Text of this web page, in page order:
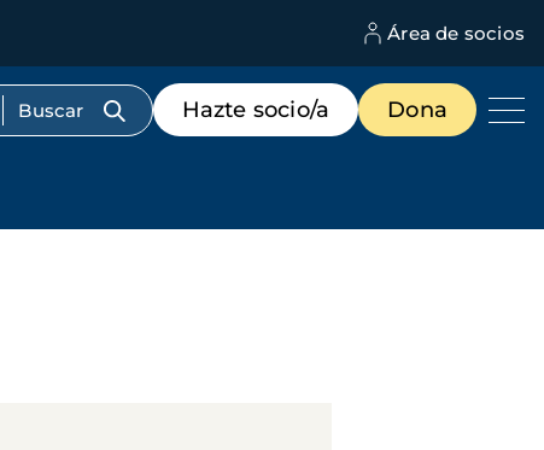
Área de socios
Menú
de
destacados
Hazte socio/a Dona